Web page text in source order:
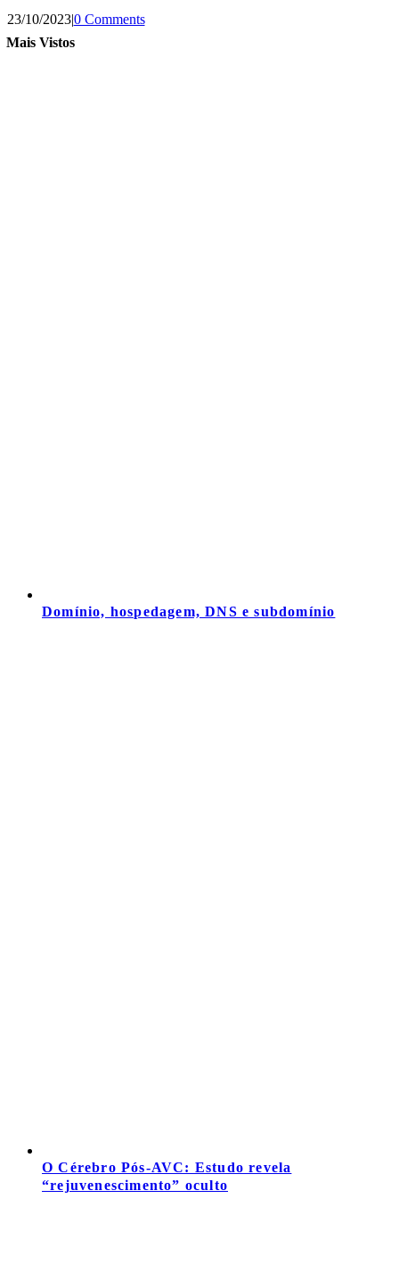
23/10/2023|0 Comments
Mais Vistos
Domínio, hospedagem, DNS e subdomínio
O Cérebro Pós-AVC: Estudo revela
“rejuvenescimento” oculto